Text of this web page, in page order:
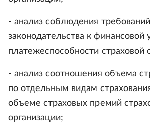
- анализ соблюдения
законодательства к финансовой
платежеспособности страховой
- анализ соотношения объема
по отдельным видам
объеме страховых премий
организации;